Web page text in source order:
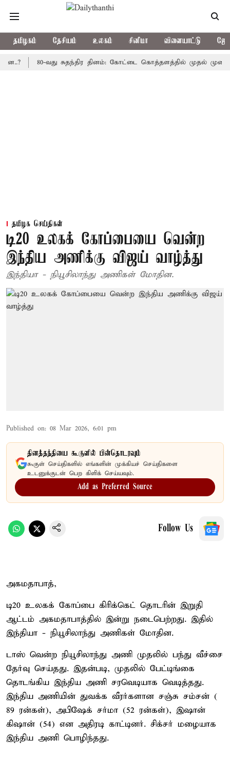
தமிழகம் தேசியம் உலகம் சினிமா விளையாட்டு
80-வது சுதந்திர தினம்: கோட்டை கொத்தளத்தில் முதல் முறையாக
தமிழக செய்திகள்
டி20 உலகக் கோப்பையை வென்ற
இந்திய அணிக்கு விஜய் வாழ்த்து
இந்தியா - நியூசிலாந்து அணிகள் மோதின.
Published on: 08 Mar 2026, 6:01 pm
தினத்தந்தியை கூகுளில் பின்தொடரவும்
கூகுள் செய்திகளில் எங்களின் முக்கியச் செய்திகளை
உடனுக்குடன் பெற கிளிக் செய்யவும்.
Add as Preferred Source
Follow Us
அகமதாபாத்,
டி20 உலகக் கோப்பை கிரிக்கெட் தொடரின் இறுதி
ஆட்டம் அகமதாபாத்தில் இன்று நடைபெற்றது. இதில்
இந்தியா - நியூசிலாந்து அணிகள் மோதின.
டாஸ் வென்ற நியூசிலாந்து அணி முதலில் பந்து வீச்சை
தேர்வு செய்தது. இதன்படி, முதலில் பேட்டிங்கை
தொடங்கிய இந்திய அணி சரவெடியாக வெடித்தது.
இந்திய அணியின் துவக்க வீரர்களான சஞ்சு சம்சன் (
89 ரன்கள்), அபிஷேக் சர்மா (52 ரன்கள்), இஷான்
கிஷான் (54) என அதிரடி காட்டினர். சிக்சர் மழையாக
இந்திய அணி பொழிந்தது.